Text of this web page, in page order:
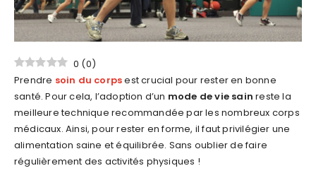
0 (0)
Prendre soin du corpsest crucial pour rester en bonne
santé. Pour cela, l’adoption d’un mode de vie sain reste la
meilleure technique recommandée par les nombreux corps
médicaux. Ainsi, pour rester en forme, il faut privilégier une
alimentation saine et équilibrée. Sans oublier de faire
régulièrement des activités physiques !